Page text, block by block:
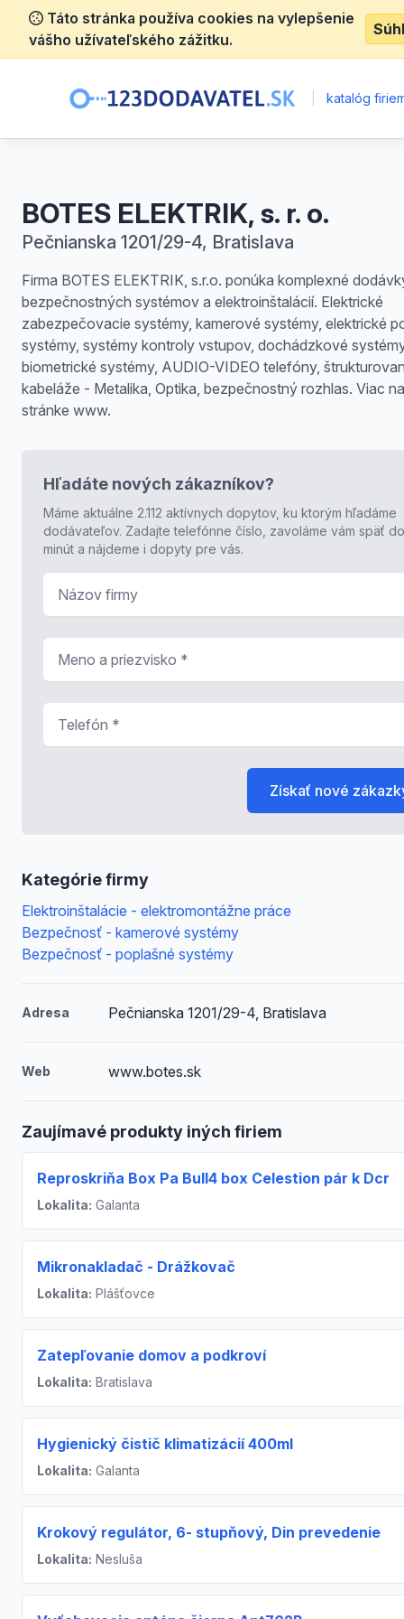
Táto stránka používa cookies na vylepšenie
vášho užívateľského zážitku.
katalóg
BOTES ELEKTRIK, s. r. o.
Pečnianska 1201/29-4, Bratislava
Firma BOTES ELEKTRIK, s.r.o. ponúka komplexné
bezpečnostných systémov a elektroinštalácií. Elektrické
zabezpečovacie systémy, kamerové systémy, elektrické
systémy, systémy kontroly vstupov, dochádzkové
biometrické systémy, AUDIO-VIDEO telefóny,
kabeláže - Metalika, Optika, bezpečnostný rozhlas. Viac na
stránke www.
Kategórie firmy
Elektroinštalácie - elektromontážne práce
Bezpečnosť - kamerové systémy
Bezpečnosť - poplašné systémy
Adresa Pečnianska 1201/29-4, Bratislava
Web www.botes.sk
Zaujímavé produkty iných firiem
Reproskriňa Box Pa Bull4 box Celestion pár k Dcr
Lokalita: Galanta
Mikronakladač - Drážkovač
Lokalita: Plášťovce
Zatepľovanie domov a podkroví
Lokalita: Bratislava
Hygienický čistič klimatizácií 400ml
Lokalita: Galanta
Krokový regulátor, 6- stupňový, Din prevedenie
Lokalita: Nesluša
Hľadáte nových zákazníkov?
Máme aktuálne 2.112 aktívnych dopytov, ku ktorým hľadáme
dodávateľov. Zadajte telefónne číslo, zavoláme vám späť
minút a nájdeme i dopyty pre vás.
Získať nové